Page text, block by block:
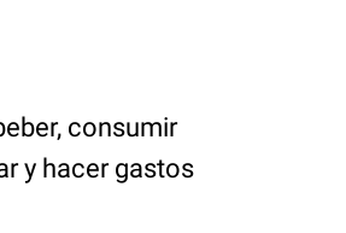
consumir
y hacer gastos